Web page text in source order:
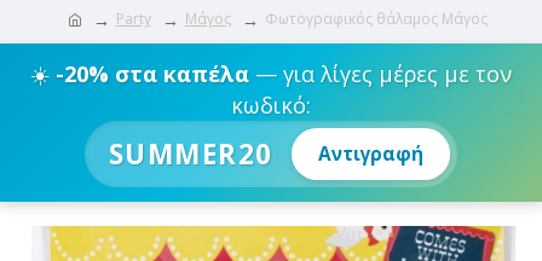
Party Μάγος Φωτογραφικός θάλαμος Μάγος
☀️ -20% στα καπέλα— για λίγες μέρες με τον
κωδικό:
SUMMER20 Αντιγραφή